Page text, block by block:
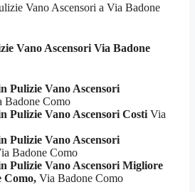
Vano Ascensori a Via Badone
Vano Ascensori Via Badone
Pulizie Vano Ascensori
Badone Como
Pulizie Vano Ascensori Costi Via
Pulizie Vano Ascensori
Badone Como
Pulizie Vano Ascensori Migliore
Como, Via Badone Como